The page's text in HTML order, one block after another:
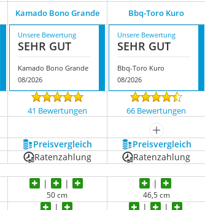
Kamado Bono Grande ‎Bbq-Toro Kuro
Unsere Bewertung
SEHR GUT
Kamado Bono Grande
08/2026
Unsere Bewertung
SEHR GUT
‎Bbq-Toro Kuro
08/2026
41 Bewertungen 66 Bewertungen
mehr anzeigen
Preis­vergleich Preis­vergleich
Ratenzahlung Ratenzahlung
50 cm 46,5 cm